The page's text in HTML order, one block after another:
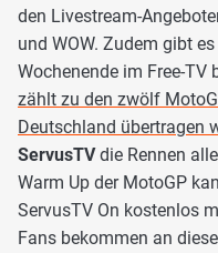
den Livestream-
und WOW. Zudem gibt
Wochenende im Free-TV
zählt zu den zwölf
Deutschland übertragen
ServusTVdie Rennen
Warm Up der MotoGP
ServusTV On kostenlos
Fans bekommen an